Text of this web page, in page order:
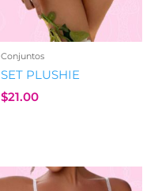
Conjuntos
SET PLUSHIE
$21.00